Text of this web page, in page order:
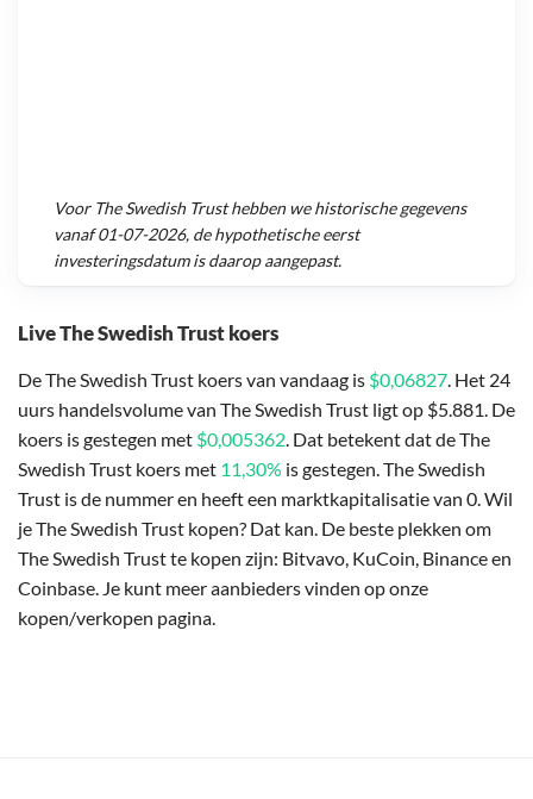
Live The Swedish Trust koers
De The Swedish Trust koers van vandaag is $0,06827. Het 24
uurs handelsvolume van The Swedish Trust ligt op $5.881. De
koers is gestegen met $0,005362. Dat betekent dat de The
Swedish Trust koers met 11,30% is gestegen. The Swedish
Trust is de nummer en heeft een marktkapitalisatie van 0. Wil
je The Swedish Trust kopen? Dat kan. De beste plekken om
The Swedish Trust te kopen zijn: Bitvavo, KuCoin, Binance en
Coinbase. Je kunt meer aanbieders vinden op onze
kopen/verkopen pagina.
Voor The Swedish Trusthebben we historische gegevens
vanaf01-07-2026, de hypothetische eerst
investeringsdatum is daarop aangepast.